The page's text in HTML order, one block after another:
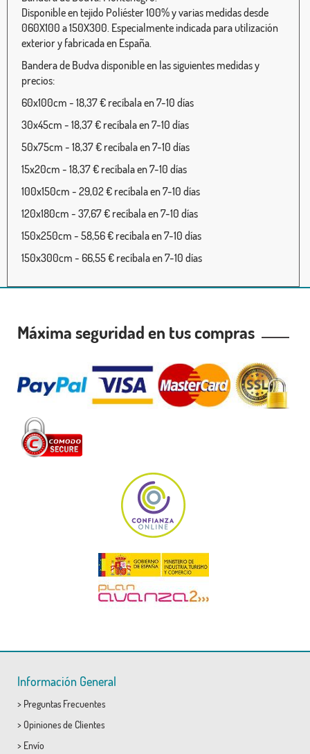
Disponible en tejido Poliéster 100% y varias medidas desde
060X100 a 150X300. Especialmente indicada para utilización
exterior y fabricada en España.
Bandera de Budva disponible en las siguientes medidas y
precios:
60x100cm - 18,37 € recíbala en 7-10 días
30x45cm - 18,37 € recíbala en 7-10 días
50x75cm - 18,37 € recíbala en 7-10 días
15x20cm - 18,37 € recíbala en 7-10 días
100x150cm - 29,02 € recíbala en 7-10 días
120x180cm - 37,67 € recíbala en 7-10 días
150x250cm - 58,56 € recíbala en 7-10 días
150x300cm - 66,55 € recíbala en 7-10 días
Máxima seguridad en tus compras
Información General
> Preguntas Frecuentes
> Opiniones de Clientes
> Envío